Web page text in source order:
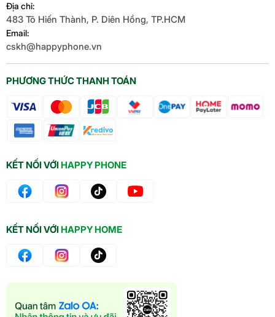
PHƯƠNG THỨC THANH TOÁN
KẾT NỐI VỚIHAPPY PHONE
Địa chỉ:
483 Tô Hiến Thành, P. Diên Hồng, TP.HCM
Email:
cskh@happyphone.vn
KẾT NỐI VỚIHAPPY HOME